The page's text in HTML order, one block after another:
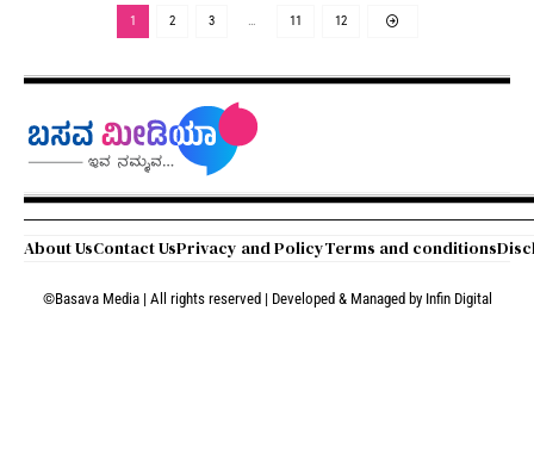
1 2 3 … 11 12
About UsContact UsPrivacy and PolicyTerms and conditions
©Basava Media | All rights reserved | Developed & Managed by Infin Digital